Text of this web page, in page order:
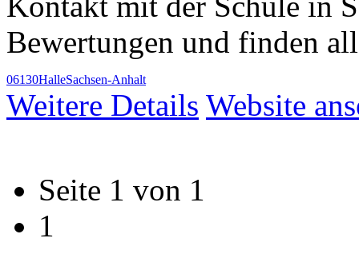
Bewertungen und finden
06130HalleSachsen-Anhalt
Weitere Details Website
Seite 1 von 1
1